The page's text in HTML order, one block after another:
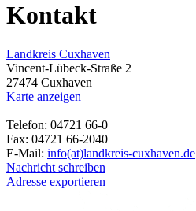
Kontakt
Landkreis Cuxhaven
Vincent-Lübeck-Straße 2
27474 Cuxhaven
Karte anzeigen
Telefon: 04721 66-0
Fax: 04721 66-2040
E-Mail: info(at)landkreis-cuxhaven.de
Nachricht schreiben
Adresse exportieren